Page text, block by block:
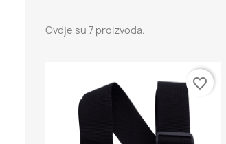
Ovdje su 7 proizvoda.
favorite_border